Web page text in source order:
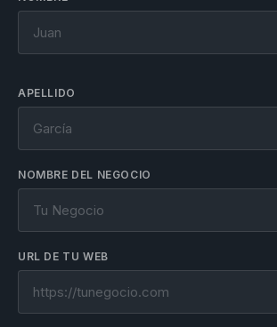
APELLIDO
NOMBRE DEL NEGOCIO
URL DE TU WEB